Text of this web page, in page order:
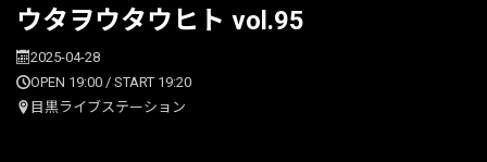
ウタヲウタウヒト vol.95
2025-04-28
OPEN 19:00 / START 19:20
目黒ライブステーション